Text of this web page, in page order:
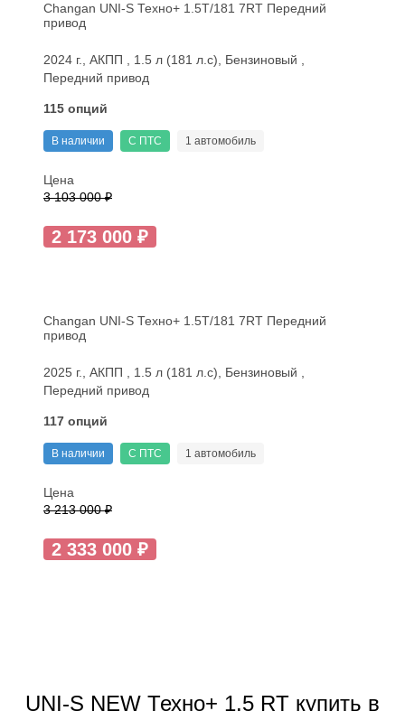
Changan UNI-S Техно+ 1.5T/181 7RT Передний
привод
2024 г., АКПП , 1.5 л (181 л.с), Бензиновый ,
Передний привод
115 опций
В наличии С ПТС 1 автомобиль
Цена
3 103 000 ₽
2 173 000 ₽
Changan UNI-S Техно+ 1.5T/181 7RT Передний
привод
2025 г., АКПП , 1.5 л (181 л.с), Бензиновый ,
Передний привод
117 опций
В наличии С ПТС 1 автомобиль
Цена
3 213 000 ₽
2 333 000 ₽
UNI-S NEW Техно+ 1.5 RT купить в